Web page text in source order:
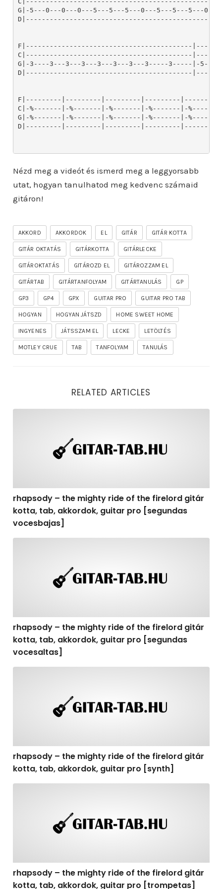
G|-5---0---0---0---5---5---5---0---5---5---5---
F|------------------------------------------
C|------------------------------------------
G|-3----3---3---3---3---3---3---3-----3-----|-
D|------------------------------------------
F|---------|---------|---------|---------
C|-%-------|-%-------|-%-------|-%-------|-
G|-%-------|-%-------|-%-------|-%-------|-
D|---------|---------|---------|---------
Nézd meg a videót és ismerd meg a leggyorsabb
utat, hogyan tanulhatod meg kedvenc számaid
gitáron!
AKKORD AKKORDOK EL GITÁR GITÁR KOTTA
GITÁR OKTATÁS GITÁRKOTTA GITÁRLECKE
GITÁROKTATÁS GITÁROZD EL GITÁROZZAM EL
GITÁRTAB GITÁRTANFOLYAM GITÁRTANULÁS GP
GP3 GP4 GPX GUITAR PRO GUITAR PRO TAB
HOGYAN HOGYAN JÁTSZD HOME SWEET HOME
INGYENES JÁTSSZAM EL LECKE LETÖLTÉS
MOTLEY CRUE TAB TANFOLYAM TANULÁS
RELATED ARTICLES
rhapsody – the mighty ride of the firelord gitár
kotta, tab, akkordok, guitar pro [segundas
vocesbajas]
rhapsody – the mighty ride of the firelord gitár
kotta, tab, akkordok, guitar pro [segundas
vocesaltas]
rhapsody – the mighty ride of the firelord gitár
kotta, tab, akkordok, guitar pro [synth]
rhapsody – the mighty ride of the firelord gitár
kotta, tab, akkordok, guitar pro [trompetas]